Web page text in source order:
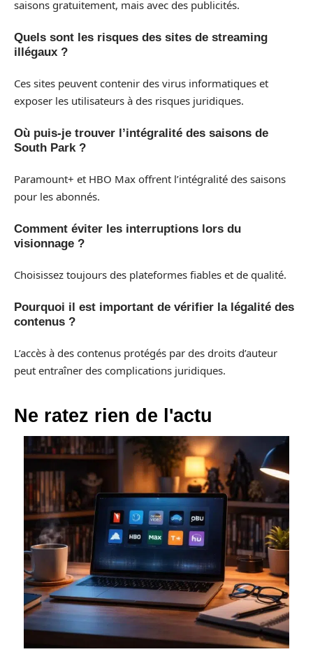
saisons gratuitement, mais avec des publicités.
Quels sont les risques des sites de streaming
illégaux ?
Ces sites peuvent contenir des virus informatiques et
exposer les utilisateurs à des risques juridiques.
Où puis-je trouver l’intégralité des saisons de
South Park ?
Paramount+ et HBO Max offrent l’intégralité des saisons
pour les abonnés.
Comment éviter les interruptions lors du
visionnage ?
Choisissez toujours des plateformes fiables et de qualité.
Pourquoi il est important de vérifier la légalité des
contenus ?
L’accès à des contenus protégés par des droits d’auteur
peut entraîner des complications juridiques.
Ne ratez rien de l'actu